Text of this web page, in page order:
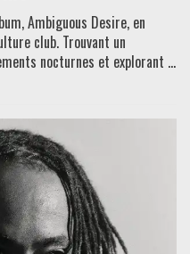
Ambiguous Desire, en
club. Trouvant un
nocturnes et explorant ...